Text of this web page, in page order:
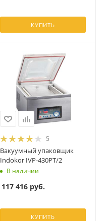
КУПИТЬ
5
Вакуумный упаковщик
Indokor IVP-430PT/2
В наличии
117 416 руб.
КУПИТЬ